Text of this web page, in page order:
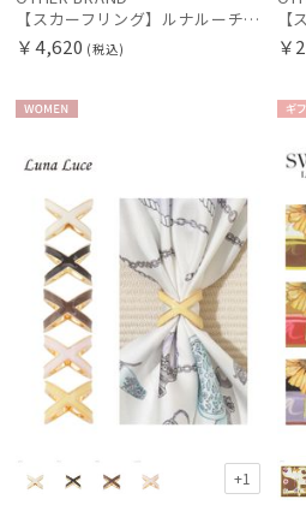
【スカーフリング】ルナルーチェ (Luna Luce) ガラスパヴェ 3Ring お手持ちのスカーフを通すだけ ギフト
￥4,620 (税込) ￥
N
+1
向